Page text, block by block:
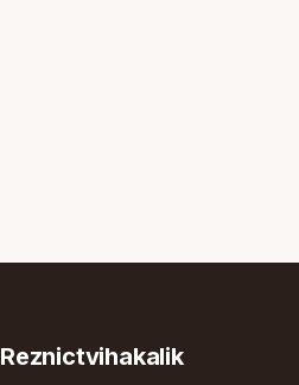
Reznictvihakalik